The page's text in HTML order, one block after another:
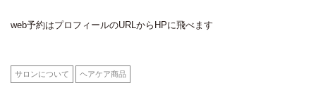
web予約はプロフィールのURLからHPに飛べます
サロンについて ヘアケア商品